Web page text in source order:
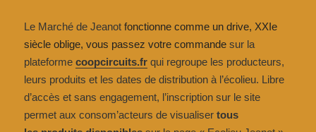
Le Marché de Jeanotfonctionne comme un drive, XXIe
siècle oblige, vous passez votre commande sur la
plateformecoopcircuits.fr qui regroupe les producteurs,
leurs produits et les dates de distribution à l’écolieu. Libre
d’accès et sans engagement, l’inscription sur le site
permet aux consom’acteurs de visualisertous